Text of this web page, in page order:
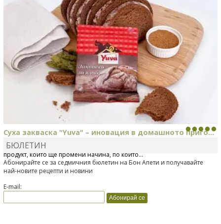
Суха закваска "Yuva" – иновация в домашното приго...
Отскоро Лесафр България стартира предлагането на изцяло нов
продукт, който ще промени начина, по който...
БЮЛЕТИН
Абонирайте се за седмичния бюлетин на Бон Апети и получавайте
най-новите рецепти и новини
E-mail: